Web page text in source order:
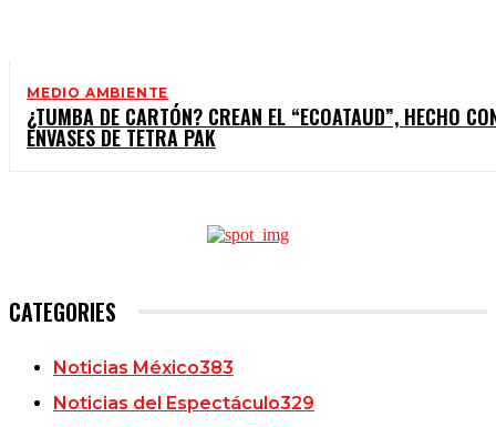
MEDIO AMBIENTE
¿TUMBA DE CARTÓN? CREAN EL “ECOATAUD”, HECHO
ENVASES DE TETRA PAK
CATEGORIES
Noticias México383
Noticias del Espectáculo329